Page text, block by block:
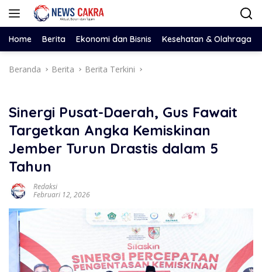
Langsung
Home Berita Ekonomi dan Bisnis Kesehatan & Olahraga
Beranda Berita Berita Terkini
Sinergi Pusat-Daerah, Gus Fawait
Targetkan Angka Kemiskinan
Jember Turun Drastis dalam 5
Tahun
Redaksi
Februari 12, 2026